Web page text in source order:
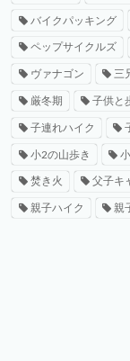
バイクパッキング
ペップサイクルズ
ヴァナゴン 三
厳冬期 子供と
子連れハイク
小2の山歩き
焚き火 父子キ
親子ハイク 親